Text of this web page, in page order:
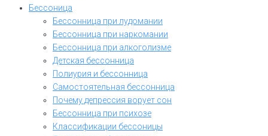
Бессоница
Бессонница при лудомании
Бессонница при наркомании
Бессонница при алкоголизме
Детская бессонница
Полиурия и бессонница
Самостоятельная бессонница
Почему депрессия ворует сон
Бессонница при психозе
Классификации бессоницы